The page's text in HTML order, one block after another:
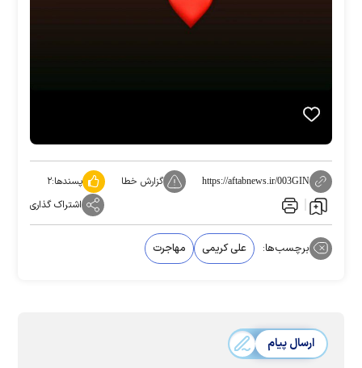
https://aftabnews.ir/003GIN گزارش خطا پسندها:۲
اشتراک گذاری
برچسب‌ها: علی کریمی مهاجرت
ارسال پیام